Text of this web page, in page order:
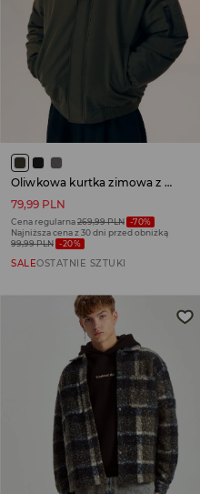
Oliwkowa kurtka zimowa z kapturem wykończonym sztucznym futerkiem
79,99 PLN
Cena regularna269,99 PLN -70%
Najniższa cena z 30 dni przed obniżką
99,99 PLN -20%
SALEOSTATNIE SZTUKI